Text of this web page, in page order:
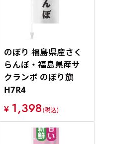
のぼり 福島県産さく
らんぼ・福島県産サ
クランボ のぼり旗
H7R4
¥ 1,398(税込)